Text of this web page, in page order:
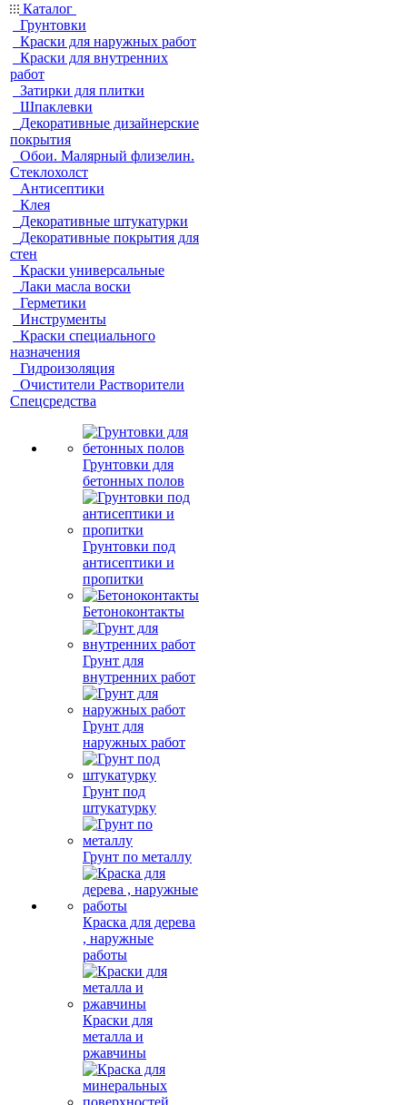
Каталог
Грунтовки
Краски для наружных работ
Краски для внутренних
работ
Затирки для плитки
Шпаклевки
Декоративные дизайнерские
покрытия
Обои. Малярный флизелин.
Стеклохолст
Антисептики
Клея
Декоративные штукатурки
Декоративные покрытия для
стен
Краски универсальные
Лаки масла воски
Герметики
Инструменты
Краски специального
назначения
Гидроизоляция
Очистители Растворители
Спецсредства
Грунтовки для
бетонных полов
Грунтовки под
антисептики и
пропитки
Бетоноконтакты
Грунт для
внутренних работ
Грунт для
наружных работ
Грунт под
штукатурку
Грунт по металлу
Краска для дерева
, наружные
работы
Краски для
металла и
ржавчины